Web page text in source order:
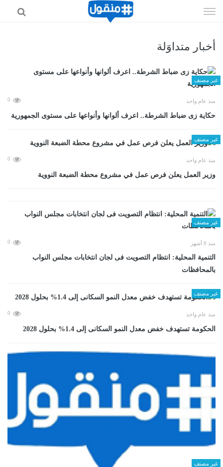
الى
أخبار متداوَلة
غير مصنف
منذ عام واحد 0
حكاية زى ضباط الشرطة.. اعرف ألوانها وأنواعها على مستوى الجمهورية
غير مصنف
منذ عام واحد 0
وزير العمل يعلن فرص عمل في مشروع محطة الضبعة النووية
غير مصنف
منذ 8 أشهر 0
التنمية المحلية: انتظام التصويت فى لجان انتخابات مجلس النواب
بالمحافظات
غير مصنف
منذ عام واحد 0
الحكومة تستهدف خفض معدل النمو السكانى إلى 1.4% بحلول 2028
غير مصنف